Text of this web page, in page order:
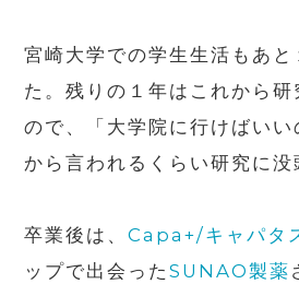
宮崎大学での学生生活もあと
た。残りの１年はこれから研
ので、「大学院に行けばい
から言われるくらい研究に没
卒業後は、Capa+/キャパタ
ップで出会ったSUNAO製薬